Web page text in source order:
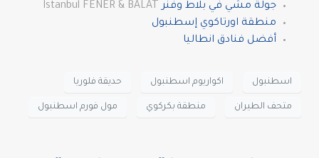
جولة مشي في بلاط وفنرIstanbul FENER & BALAT
منطقة اورتاكوي إسطنبول
أفضل فنادق انطاليا
اسطنبول اكواريوم اسطنبول حديقة فلوريا
متحف الطيران منطقة بكركوي مول فورم اسطنبول